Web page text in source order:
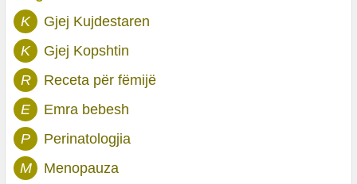
K
Gjej Kujdestaren
K
Gjej Kopshtin
R
Receta për fëmijë
E
Emra bebesh
P
Perinatologjia
M
Menopauza